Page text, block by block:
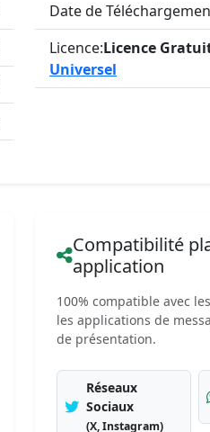
Date de
Licence:Licence
Universel
Compatibilité
application
100% compatible avec
les applications de
de présentation.
Réseaux
Sociaux
(X, Instagram)